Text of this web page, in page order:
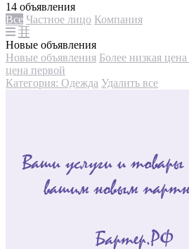
14 объявления
Все Частное лицо Компания
Новые объявления
Новые объявления Более низкая
цена первой
Категория: Одежда Удалить все